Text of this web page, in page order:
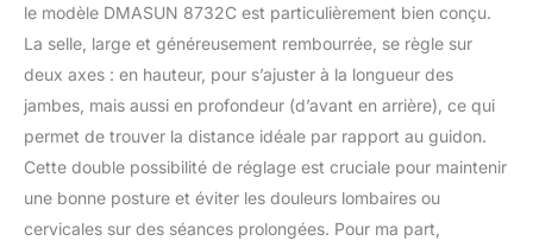
personnes autour de
vous. La poulie en ABS
robuste assure une
transmission par
courroie fluide et des
années de conduite sans
rupture ni usure de la
courroie. 𝗥𝗘́𝗦𝗜𝗦𝗧𝗔𝗡𝗖𝗘
𝗠𝗔𝗚𝗡𝗘́𝗧𝗜𝗤𝗨𝗘 𝟬-𝟭𝟬𝟬
le modèle DMASUN 8732C est particulièrement bien conçu.
La selle, large et généreusement rembourrée, se règle sur
deux axes : en hauteur, pour s’ajuster à la longueur des
jambes, mais aussi en profondeur (d’avant en arrière), ce qui
permet de trouver la distance idéale par rapport au guidon.
Cette double possibilité de réglage est cruciale pour maintenir
une bonne posture et éviter les douleurs lombaires ou
cervicales sur des séances prolongées. Pour ma part,